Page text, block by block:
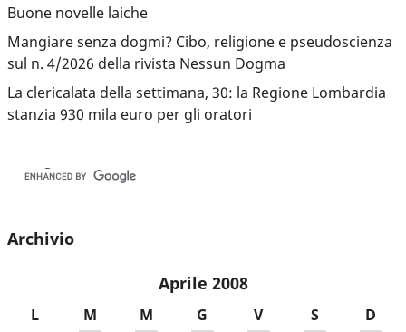
Buone novelle laiche
Mangiare senza dogmi? Cibo, religione e pseudoscienza
sul n. 4/2026 della rivista Nessun Dogma
La clericalata della settimana, 30: la Regione Lombardia
stanzia 930 mila euro per gli oratori
Archivio
Aprile 2008
L M M G V S
D